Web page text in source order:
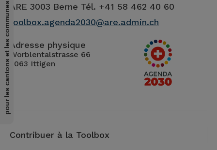
ARE 3003 Berne Tél. +41 58 462 40 60
toolbox.agenda2030@are.admin.ch
Adresse physique
Worblentalstrasse 66
3063 Ittigen
Contribuer à la Toolbox
pour les cantons et les communes